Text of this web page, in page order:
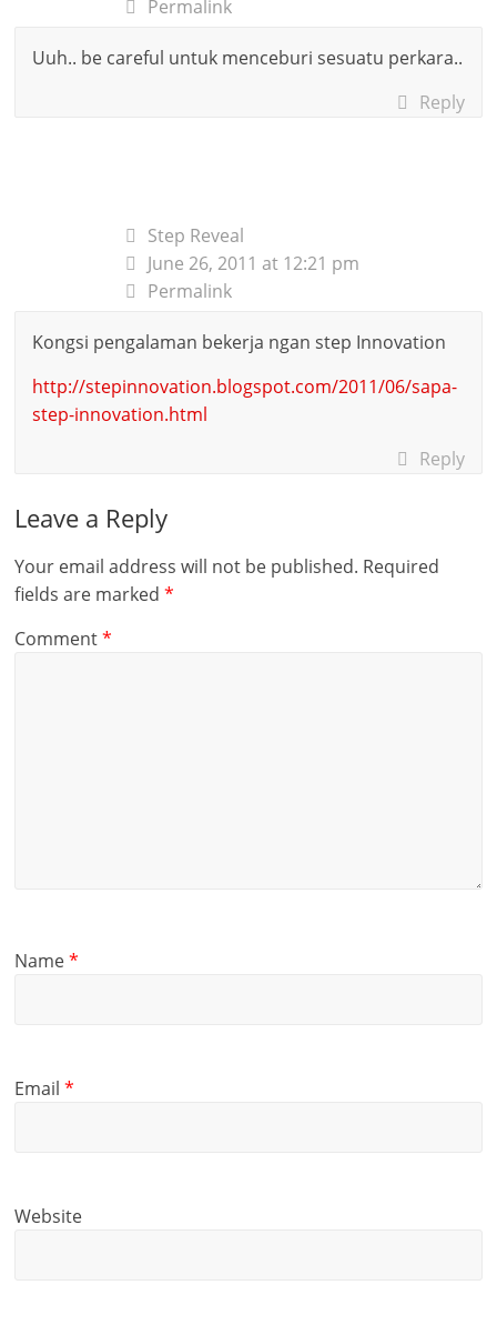
Permalink
Uuh.. be careful untuk menceburi sesuatu perkara..
Reply
Step Reveal
June 26, 2011 at 12:21 pm
Permalink
Kongsi pengalaman bekerja ngan step Innovation
http://stepinnovation.blogspot.com/2011/06/sapa-
step-innovation.html
Reply
Leave a Reply
Your email address will not be published. Required
fields are marked*
Comment*
Name*
Email*
Website